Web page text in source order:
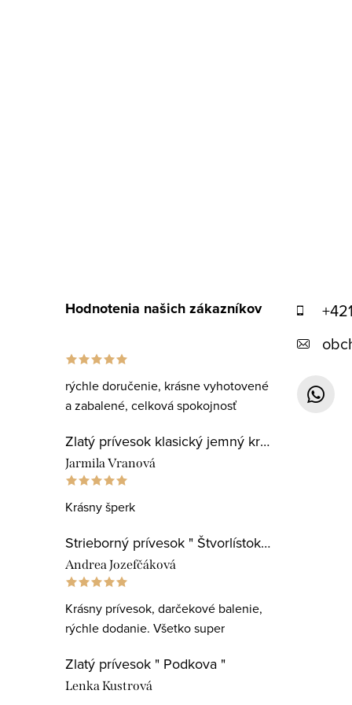
Hodnotenia našich zákazníkov
rýchle doručenie, krásne vyhotovené
a zabalené, celková spokojnosť
Zlatý prívesok klasický jemný krížik
Jarmila Vranová
Krásny šperk
Strieborný prívesok " Štvorlístok pre najlepšiu učiteľku "
Andrea Jozefčáková
Krásny prívesok, darčekové balenie,
rýchle dodanie. Všetko super
Zlatý prívesok " Podkova "
Lenka Kustrová